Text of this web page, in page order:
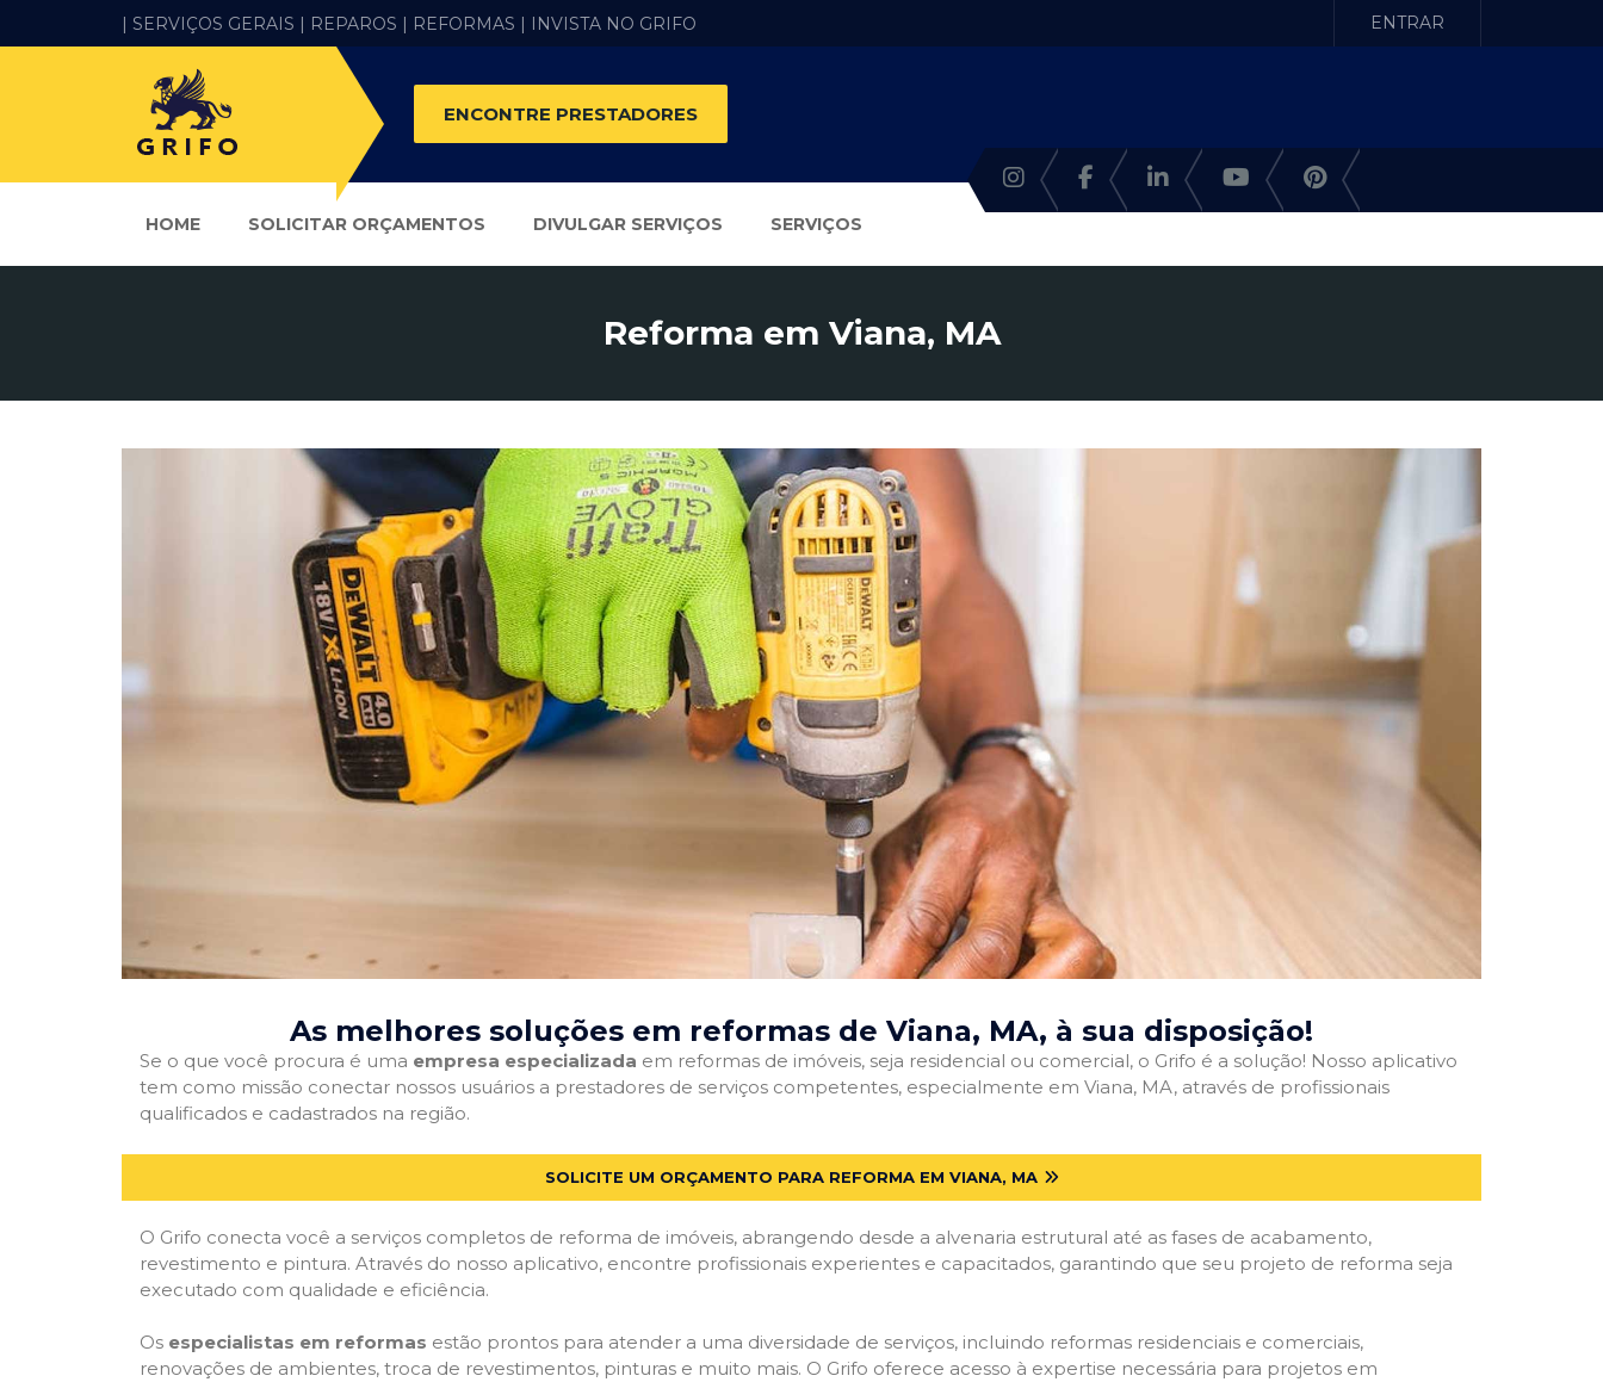
| SERVIÇOS GERAIS | REPAROS | REFORMAS | INVISTA NO GRIFO ENTRAR
ENCONTRE PRESTADORES
HOME SOLICITAR ORÇAMENTOS DIVULGAR SERVIÇOS SERVIÇOS
Reforma em Viana, MA
As melhores soluções em reformas de Viana, MA, à sua disposição!
Se o que você procura é uma empresa especializada em reformas de imóveis, seja residencial ou comercial, o Grifo é a solução! Nosso aplicativo
tem como missão conectar nossos usuários a prestadores de serviços competentes, especialmente em Viana, MA, através de profissionais
qualificados e cadastrados na região.
SOLICITE UM ORÇAMENTO PARA REFORMA EM VIANA, MA
O Grifo conecta você a serviços completos de reforma de imóveis, abrangendo desde a alvenaria estrutural até as fases de acabamento,
revestimento e pintura. Através do nosso aplicativo, encontre profissionais experientes e capacitados, garantindo que seu projeto de reforma seja
executado com qualidade e eficiência.
Os especialistas em reformas estão prontos para atender a uma diversidade de serviços, incluindo reformas residenciais e comerciais,
renovações de ambientes, troca de revestimentos, pinturas e muito mais. O Grifo oferece acesso à expertise necessária para projetos em